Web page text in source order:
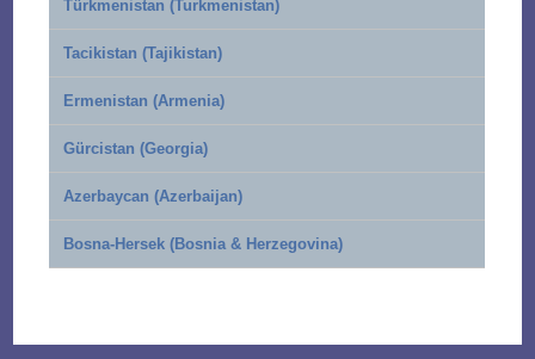
Türkmenistan (Turkmenistan)
Tacikistan (Tajikistan)
Ermenistan (Armenia)
Gürcistan (Georgia)
Azerbaycan (Azerbaijan)
Bosna-Hersek (Bosnia & Herzegovina)